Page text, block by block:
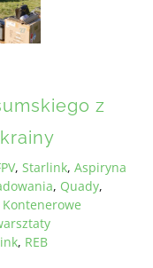
z
, Starlink, Aspiryna
, Quady,
Kontenerowe
, REB